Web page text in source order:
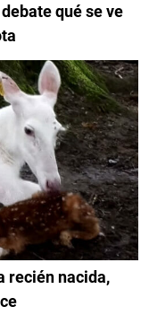
qué se ve
recién nacida,